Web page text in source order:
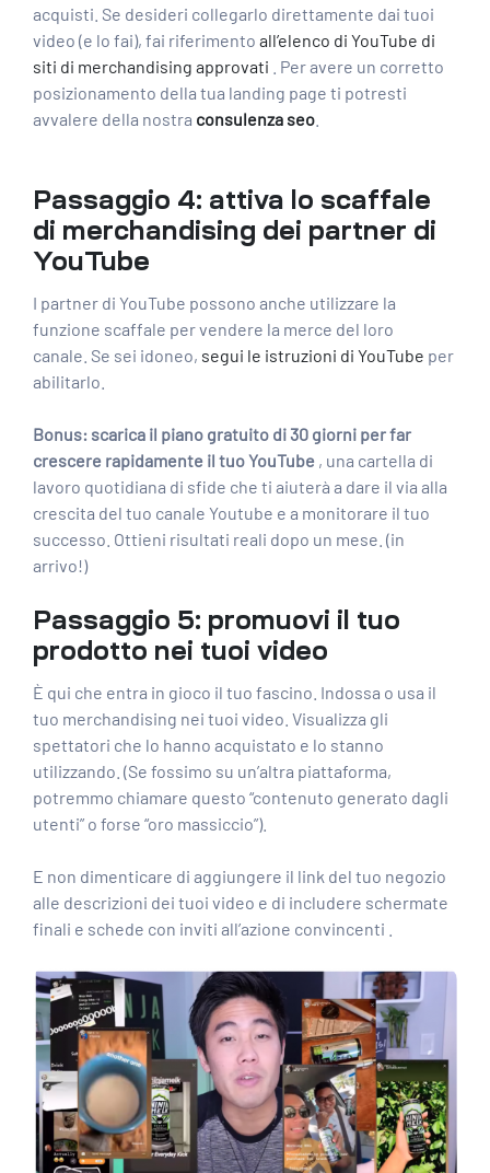
acquisti. Se desideri collegarlo direttamente dai tuoi
video (e lo fai), fai riferimento all’elenco di YouTube di
siti di merchandising approvati . Per avere un corretto
posizionamento della tua landing page ti potresti
avvalere della nostra consulenza seo
Passaggio 4: attiva lo scaffale
di merchandising dei partner di
YouTube
I partner di YouTube possono anche utilizzare la
funzione scaffale per vendere la merce del loro
canale. Se sei idoneo, segui le istruzioni di YouTube per
abilitarlo.
Bonus: scarica il piano gratuito di 30 giorni per far
crescere rapidamente il tuo YouTube , una cartella di
lavoro quotidiana di sfide che ti aiuterà a dare il via alla
crescita del tuo canale Youtube e a monitorare il tuo
successo. Ottieni risultati reali dopo un mese. (in
arrivo!)
Passaggio 5: promuovi il tuo
prodotto nei tuoi video
È qui che entra in gioco il tuo fascino. Indossa o usa il
tuo merchandising nei tuoi video. Visualizza gli
spettatori che lo hanno acquistato e lo stanno
utilizzando. (Se fossimo su un’altra piattaforma,
potremmo chiamare questo “contenuto generato dagli
utenti” o forse “oro massiccio”).
E non dimenticare di aggiungere il link del tuo negozio
alle descrizioni dei tuoi video e di includere schermate
finali e schede con inviti all’azione convincenti